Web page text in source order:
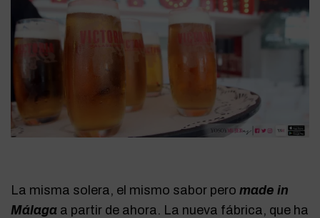
La misma solera, el mismo sabor peromade in
Málaga a partir de ahora. La nueva fábrica, que ha